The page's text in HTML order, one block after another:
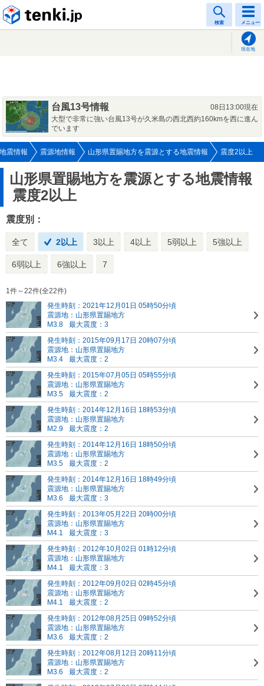
検索 メニュー
現在地
台風13号情報
08日13:00現在
大型で非常に強い台風13号が久米島の西北西約160kmを西に進ん
でいます
地震情報 震源地情報 山形県置賜地方を震源とする地震情報 震度2以上
山形県置賜地方を震源とする地震情報
震度2以上
震度別：
全て 2以上 3以上 4以上 5弱以上 5強以上
6弱以上 6強以上 7
1件～22件(全22件)
発生時刻：2021年12月01日 05時50分頃
震源地：山形県置賜地方
M3.8
最大震度：3
発生時刻：2015年09月17日 20時07分頃
震源地：山形県置賜地方
M3.4
最大震度：2
発生時刻：2015年07月05日 05時55分頃
震源地：山形県置賜地方
M3.5
最大震度：2
発生時刻：2014年12月16日 18時53分頃
震源地：山形県置賜地方
M2.9
最大震度：2
発生時刻：2014年12月16日 18時50分頃
震源地：山形県置賜地方
M3.5
最大震度：2
発生時刻：2014年12月16日 18時49分頃
震源地：山形県置賜地方
M3.6
最大震度：3
発生時刻：2013年05月22日 20時00分頃
震源地：山形県置賜地方
M4.1
最大震度：3
発生時刻：2012年10月02日 01時12分頃
震源地：山形県置賜地方
M4.1
最大震度：3
発生時刻：2012年09月02日 02時45分頃
震源地：山形県置賜地方
M4.1
最大震度：2
発生時刻：2012年08月25日 09時52分頃
震源地：山形県置賜地方
M3.6
最大震度：2
発生時刻：2012年08月12日 20時11分頃
震源地：山形県置賜地方
M3.6
最大震度：2